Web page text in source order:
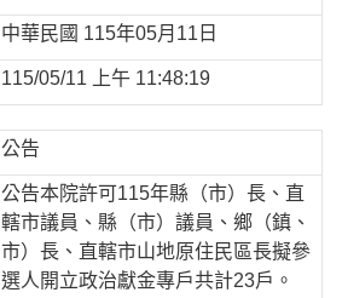
中華民國 115年05月11日
115/05/11 上午 11:48:19
公告
公告本院許可115年縣（市）長、直
轄市議員、縣（市）議員、鄉（鎮、
市）長、直轄市山地原住民區長擬參
選人開立政治獻金專戶共計23戶。